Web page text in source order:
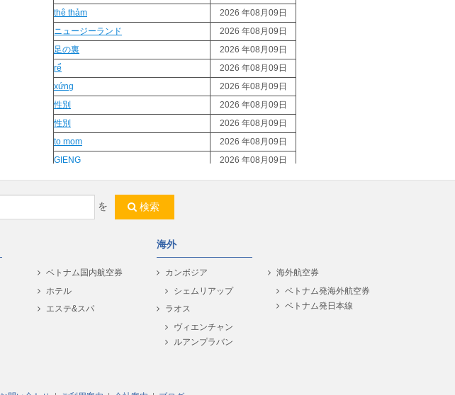
thê thảm
2026 年08月09日
ニュージーランド
2026 年08月09日
足の裏
2026 年08月09日
rể
2026 年08月09日
xứng
2026 年08月09日
性別
2026 年08月09日
性別
2026 年08月09日
to mom
2026 年08月09日
GIENG
2026 年08月09日
suc cang
2026 年08月09日
Sống
cho dang
2026 年08月09日
Nguy hiểm
2026 年08月09日
lanh nhat
2026 年08月09日
2026 年08月09日
2026 年08月09日
を 検索
ベトナム国内航空券
ホテル
エステ&スパ
海外
カンボジア
シェムリアップ
ラオス
ヴィエンチャン
ルアンプラバン
海外航空券
ベトナム発海外航空券
ベトナム発日本線